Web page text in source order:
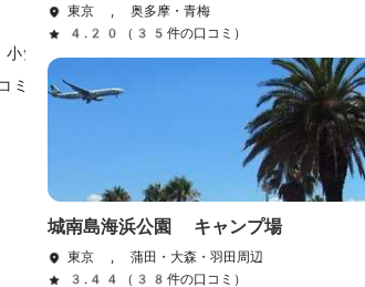
笠原
）
かなかな
東京 , 奥多摩・青梅
3.85（13件の口コミ）
東京 , 奥多摩・青梅
4.20（35件の口コミ）
城南島海浜公園 キャンプ場
東京 , 蒲田・大森・羽田周辺
3.44（38件の口コミ）